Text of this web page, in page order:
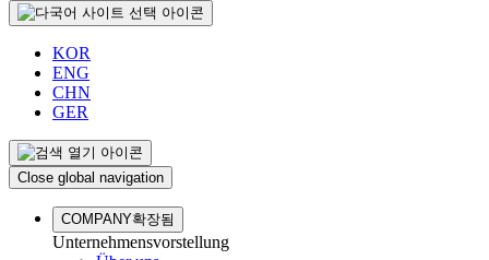
KOR
ENG
CHN
GER
Close global navigation
COMPANY확장됨
Unternehmensvorstellung